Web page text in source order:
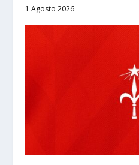
1 Agosto 2026